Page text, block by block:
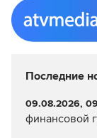
Последние
09.08.2026,
финансовой